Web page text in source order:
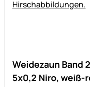
Weidezaun Band
5x0,2 Niro, weiß-